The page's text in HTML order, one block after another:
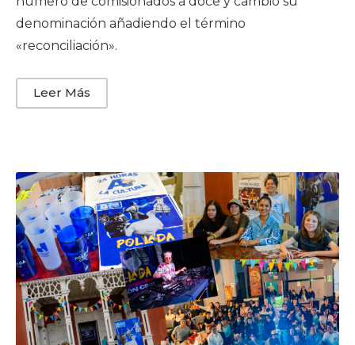
denominación añadiendo el término
«reconciliación».
Leer Más